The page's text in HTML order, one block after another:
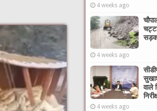
4 weeks ago
सड़क
4 weeks ago
वाले
4 weeks ago